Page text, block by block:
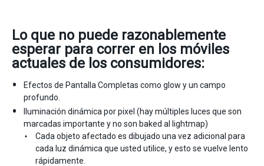
Lo que no puede razonablemente
esperar para correr en los móviles
actuales de los consumidores:
Efectos de Pantalla Completas como glow y un campo
profundo.
Iluminación dinámica por pixel (hay múltiples luces que son
marcadas importante y no son baked al lightmap)
Cada objeto afectado es dibujado una vez adicional para
cada luz dinámica que usted utilice, y esto se vuelve lento
rápidamente.